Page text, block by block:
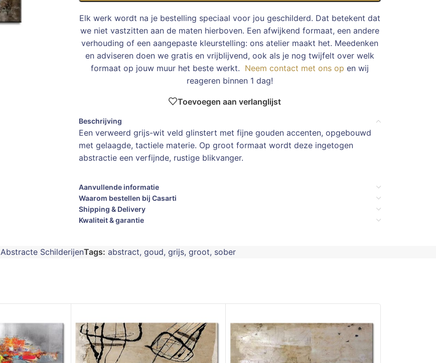
Elk werk wordt na je bestelling speciaal voor jou geschilderd. Dat betekent dat
we niet vastzitten aan de maten hierboven. Een afwijkend formaat, een andere
verhouding of een aangepaste kleurstelling: ons atelier maakt het. Meedenken
en adviseren doen we gratis en vrijblijvend, ook als je nog twijfelt over welk
formaat op jouw muur het beste werkt. Neem contact met ons op en wij
reageren binnen 1 dag!
Toevoegen aan verlanglijst
Beschrijving
Een verweerd grijs-wit veld glinstert met fijne gouden accenten, opgebouwd
met gelaagde, tactiele materie. Op groot formaat wordt deze ingetogen
abstractie een verfijnde, rustige blikvanger.
Aanvullende informatie
Waarom bestellen bij Casarti
Shipping & Delivery
Kwaliteit & garantie
Abstracte SchilderijenTags: abstract, goud, grijs, groot, sober